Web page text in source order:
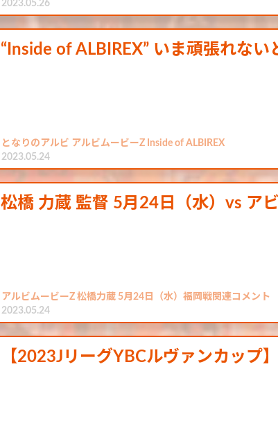
2023.05.26
“Inside of ALBIREX” いま頑張れない
となりのアルビ アルビムービーZ Inside of ALBIREX
2023.05.24
松橋 力蔵 監督 5月24日（水）vs ア
アルビムービーZ 松橋力蔵 5月24日（水）福岡戦関連コメント
2023.05.24
【2023JリーグYBCルヴァンカップ